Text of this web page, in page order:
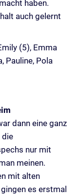
haben.
auch gelernt
(5), Emma
Pauline, Pola
dann eine ganz
die
nur mit
meinen.
mit alten
es erstmal